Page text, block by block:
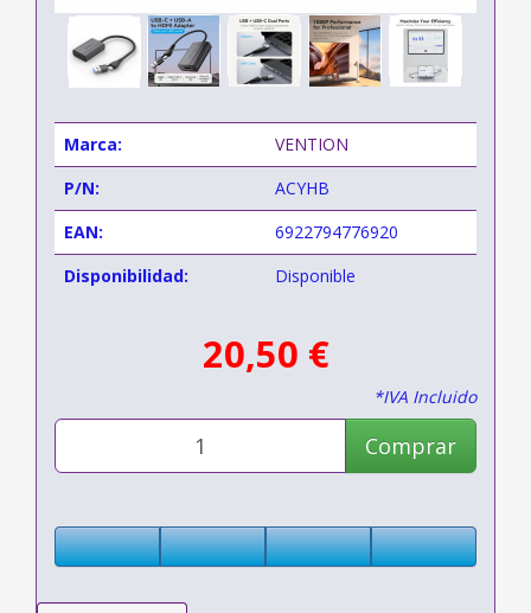
Marca:
VENTION
P/N:
ACYHB
EAN:
6922794776920
Disponibilidad:
Disponible
20,50 €
*IVA Incluido
Comprar